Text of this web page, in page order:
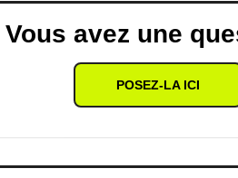
Vous avez une
POSEZ-LA ICI